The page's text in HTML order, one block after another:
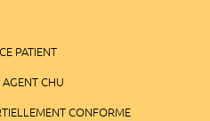
PATIENT
AGENT CHU
CONFORME